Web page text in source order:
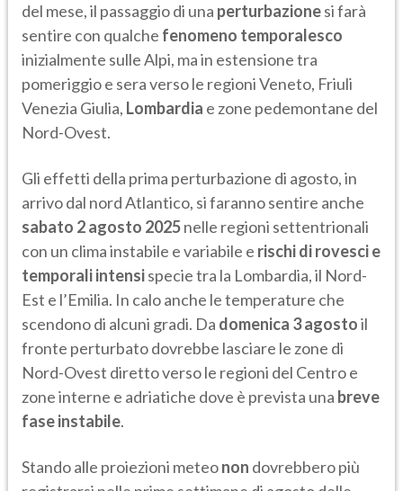
del mese, il passaggio di una perturbazionesi farà
sentire con qualche fenomeno temporalesco
inizialmente sulle Alpi, ma in estensione tra
pomeriggio e sera verso le regioni Veneto, Friuli
Venezia Giulia, Lombardia e zone pedemontane del
Nord-Ovest.
Gli effetti della prima perturbazione di agosto, in
arrivo dal nord Atlantico, si faranno sentire anche
sabato 2 agosto 2025nelle regioni settentrionali
con un clima instabile e variabile e rischi di rovesci e
temporali intensispecie tra la Lombardia, il Nord-
Est e l’Emilia. In calo anche le temperature che
scendono di alcuni gradi. Da domenica 3 agostoil
fronte perturbato dovrebbe lasciare le zone di
Nord-Ovest diretto verso le regioni del Centro e
zone interne e adriatiche dove è prevista una breve
fase instabile.
Stando alle proiezioni meteonon dovrebbero più